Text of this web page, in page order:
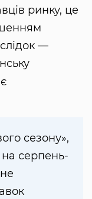
ринку, це
—
сезону»,
серпень-